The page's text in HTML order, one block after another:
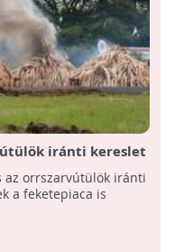
iránti kereslet
nőtt
az orrszarvútülök iránti
a feketepiaca is